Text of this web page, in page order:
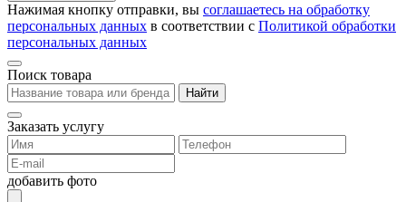
Нажимая кнопку отправки, вы соглашаетесь на обработку
персональных данных в соответствии с Политикой обработки
персональных данных
Поиск товара
Найти
Заказать услугу
добавить фото